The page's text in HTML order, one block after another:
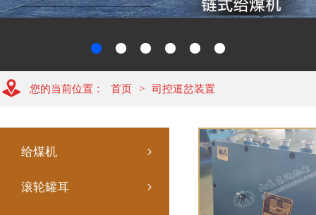
您的当前位置： 首页 > 司控道岔装置
给煤机
滚轮罐耳